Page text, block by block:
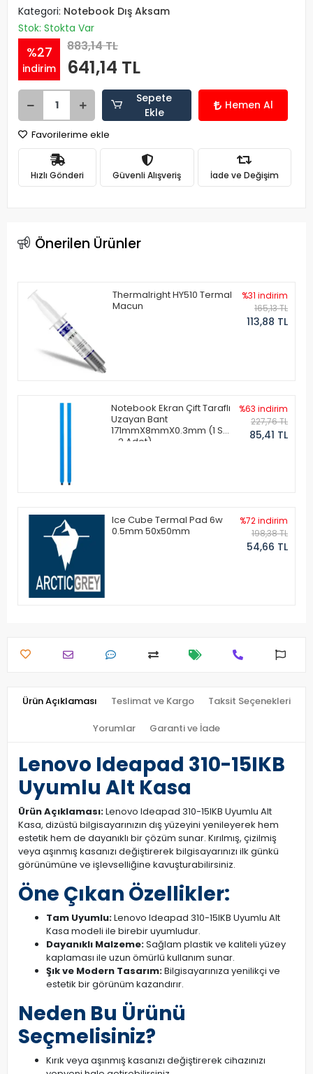
Kategori: Notebook Dış Aksam
Stok: Stokta Var
%27
indirim
883,14 TL
641,14 TL
Sepete
Ekle
Hemen Al
Favorilerime ekle
Hızlı Gönderi Güvenli Alışveriş İade ve Değişim
Önerilen Ürünler
Thermalright HY510 Termal
Macun
%31 indirim
165,13 TL
113,88 TL
Notebook Ekran Çift Taraflı
Uzayan Bant
171mmX8mmX0.3mm (1 Set
- 2 Adet)
%63 indirim
227,76 TL
85,41 TL
Ice Cube Termal Pad 6w
0.5mm 50x50mm
%72 indirim
198,38 TL
54,66 TL
Ürün Açıklaması Teslimat ve Kargo Taksit Seçenekleri
Yorumlar Garanti ve İade
Lenovo Ideapad 310-15IKB
Uyumlu Alt Kasa
Ürün Açıklaması:Lenovo Ideapad 310-15IKB Uyumlu Alt
Kasa, dizüstü bilgisayarınızın dış yüzeyini yenileyerek hem
estetik hem de dayanıklı bir çözüm sunar. Kırılmış, çizilmiş
veya aşınmış kasanızı değiştirerek bilgisayarınızı ilk günkü
görünümüne ve işlevselliğine kavuşturabilirsiniz.
Öne Çıkan Özellikler:
Tam Uyumlu:Lenovo Ideapad 310-15IKB Uyumlu Alt
Kasa modeli ile birebir uyumludur.
Dayanıklı Malzeme:Sağlam plastik ve kaliteli yüzey
kaplaması ile uzun ömürlü kullanım sunar.
Şık ve Modern Tasarım:Bilgisayarınıza yenilikçi ve
estetik bir görünüm kazandırır.
Neden Bu Ürünü
Seçmelisiniz?
Kırık veya aşınmış kasanızı değiştirerek cihazınızı